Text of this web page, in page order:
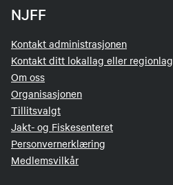
NJFF
Kontakt administrasjonen
Kontakt ditt lokallag eller regionlag
Om oss
Organisasjonen
Tillitsvalgt
Jakt- og Fiskesenteret
Personvernerklæring
Medlemsvilkår